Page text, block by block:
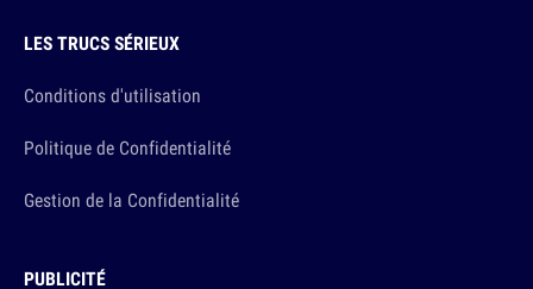
LES TRUCS SÉRIEUX
Conditions d'utilisation
Politique de Confidentialité
Gestion de la Confidentialité
PUBLICITÉ